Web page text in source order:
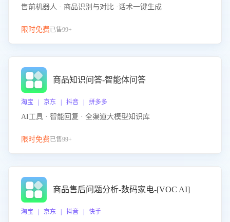
售前机器人 · 商品识别与对比 ·话术一键生成
限时免费已售99+
商品知识问答-智能体问答
淘宝 | 京东 | 抖音 | 拼多多
AI工具 · 智能回复 · 全渠道大模型知识库
限时免费已售99+
商品售后问题分析-数码家电-[VOC AI]
淘宝 | 京东 | 抖音 | 快手